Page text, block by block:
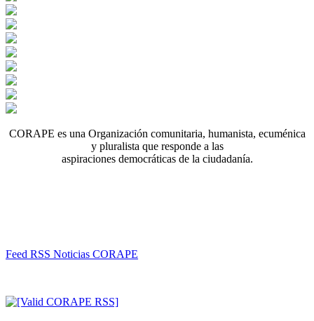
CORAPE es una Organización comunitaria, humanista, ecuménica
y pluralista que responde a las
aspiraciones democráticas de la ciudadanía.
Feed RSS Noticias CORAPE